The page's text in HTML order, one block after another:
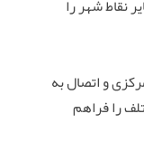
نقاط شهر را
و اتصال به
را فراهم